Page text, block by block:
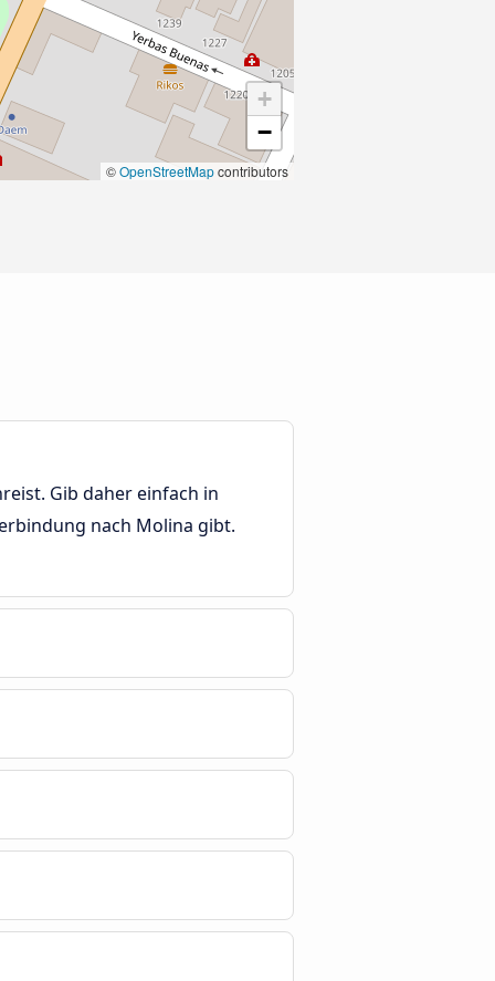
+
−
©OpenStreetMapcontributors
Gib daher einfach in
nach Molina gibt.